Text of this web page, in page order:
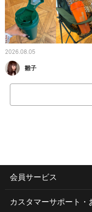
2026.08.05
雛子
会員サービス
カスタマーサポート・